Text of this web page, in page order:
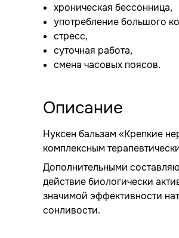
хроническая бессонница,
употребление большого
стресс,
суточная работа,
смена часовых поясов.
Описание
Нуксен бальзам «Крепкие
комплексным
Дополнительными
действие биологически
значимой эффективности
сонливости.